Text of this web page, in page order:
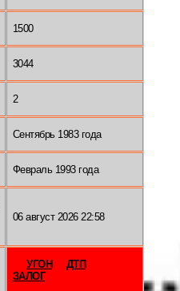
1500
3044
2
Сентябрь 1983 года
Февраль 1993 года
06 август 2026 22:58
УГОН
ДТП
ЗАЛОГ